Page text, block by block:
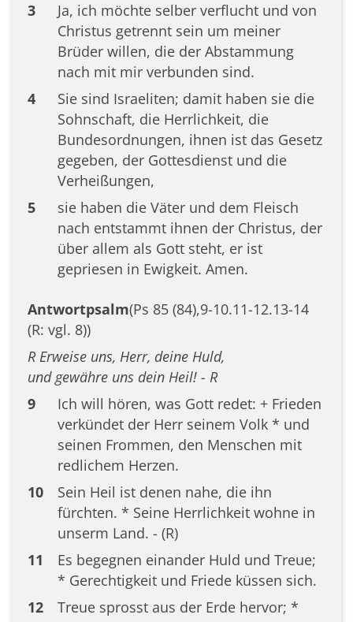
3
Ja, ich möchte selber verflucht und von
Christus getrennt sein um meiner
Brüder willen, die der Abstammung
nach mit mir verbunden sind.
4
Sie sind Israeliten; damit haben sie die
Sohnschaft, die Herrlichkeit, die
Bundesordnungen, ihnen ist das Gesetz
gegeben, der Gottesdienst und die
Verheißungen,
5
sie haben die Väter und dem Fleisch
nach entstammt ihnen der Christus, der
über allem als Gott steht, er ist
gepriesen in Ewigkeit. Amen.
Antwortpsalm(Ps 85 (84),9-10.11-12.13-14
(R: vgl. 8))
R Erweise uns, Herr, deine Huld,
und gewähre uns dein Heil! - R
9
Ich will hören, was Gott redet: + Frieden
verkündet der Herr seinem Volk * und
seinen Frommen, den Menschen mit
redlichem Herzen.
10
Sein Heil ist denen nahe, die ihn
fürchten. * Seine Herrlichkeit wohne in
unserm Land. - (R)
11
Es begegnen einander Huld und Treue;
* Gerechtigkeit und Friede küssen sich.
12
Treue sprosst aus der Erde hervor; *